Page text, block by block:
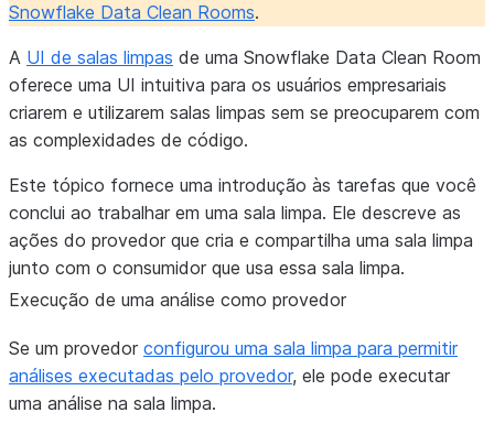
Snowflake Data Clean Rooms.
A UI de salas limpas de uma Snowflake Data Clean Room
oferece uma UI intuitiva para os usuários empresariais
criarem e utilizarem salas limpas sem se preocuparem com
as complexidades de código.
Este tópico fornece uma introdução às tarefas que você
conclui ao trabalhar em uma sala limpa. Ele descreve as
ações do provedor que cria e compartilha uma sala limpa
junto com o consumidor que usa essa sala limpa.
Execução de uma análise como provedor
Se um provedor configurou uma sala limpa para permitir
análises executadas pelo provedor, ele pode executar
uma análise na sala limpa.